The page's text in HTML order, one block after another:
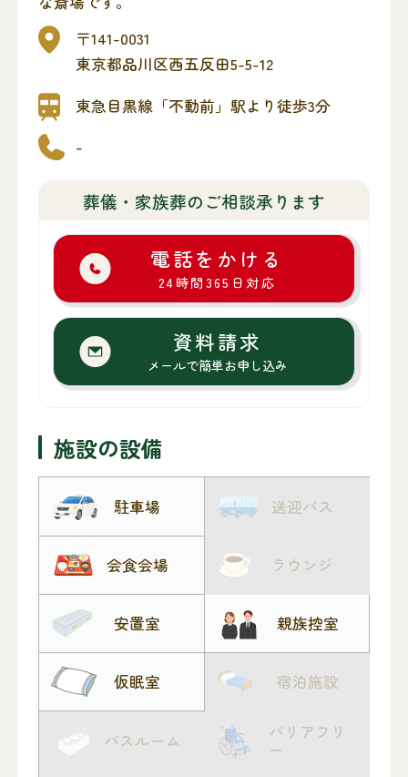
〒141-0031
東京都品川区西五反田5-5-12
東急目黒線「不動前」駅より徒歩3分
-
葬儀・家族葬のご相談承ります
電話をかける
24時間365日対応
資料請求
メールで簡単お申し込み
施設の設備
駐車場 送迎バス
会食会場 ラウンジ
安置室 親族控室
仮眠室 宿泊施設
バスルーム
バリアフリ
ー